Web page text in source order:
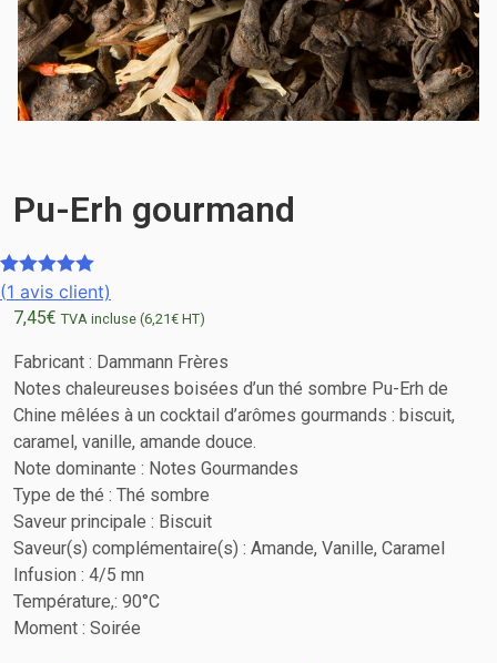
Pu-Erh gourmand
Noté5.00
sur 5
1
notation
client
(1 avis client)
7,45€ TVA incluse (6,21€ HT)
Fabricant : Dammann Frères
Notes chaleureuses boisées d’un thé sombre Pu-Erh de
Chine mêlées à un cocktail d’arômes gourmands : biscuit,
caramel, vanille, amande douce.
Note dominante : Notes Gourmandes
Type de thé : Thé sombre
Saveur principale : Biscuit
Saveur(s) complémentaire(s) : Amande, Vanille, Caramel
Infusion : 4/5 mn
Température,: 90°C
Moment : Soirée